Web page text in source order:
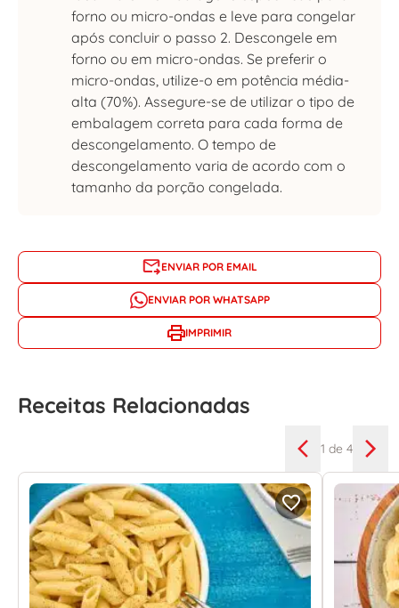
forno ou micro-ondas e leve para congelar
após concluir o passo 2. Descongele em
forno ou em micro-ondas. Se preferir o
micro-ondas, utilize-o em potência média-
alta (70%). Assegure-se de utilizar o tipo de
embalagem correta para cada forma de
descongelamento. O tempo de
descongelamento varia de acordo com o
tamanho da porção congelada.
ENVIAR POR EMAIL
ENVIAR POR WHATSAPP
IMPRIMIR
Receitas Relacionadas
1 de 4